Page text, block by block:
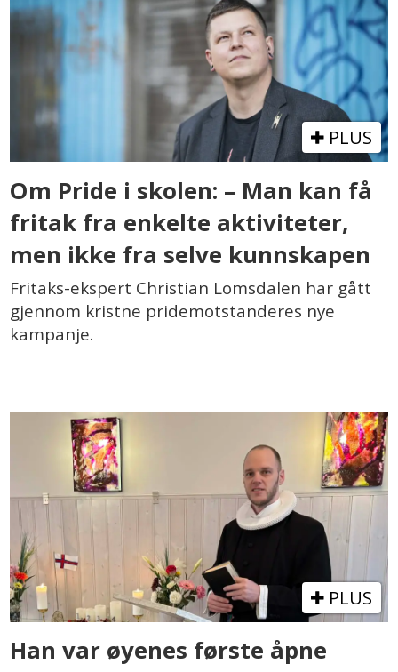
PLUS
Om Pride i skolen: – Man kan få
fritak fra enkelte aktiviteter,
men ikke fra selve kunnskapen
Fritaks-ekspert Christian Lomsdalen har gått
gjennom kristne pridemotstanderes nye
kampanje.
PLUS
Han var øyenes første åpne